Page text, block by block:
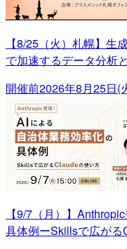
【8/25（火）札幌】生
で加速するデータ分析
開催前2026年8月25日(
【9/7（月）】
具体例ーSkillsで広が